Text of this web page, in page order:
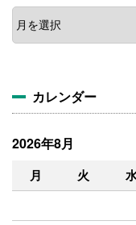
ア
ー
カ
カレンダー
2026年8月
月 火